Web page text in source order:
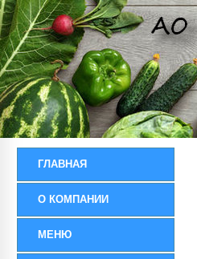
ГЛАВНАЯ
О КОМПАНИИ
МЕНЮ